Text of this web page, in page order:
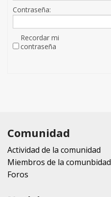
Contraseña:
Recordar mi
contraseña
Comunidad
Actividad de la comunidad
Miembros de la comunbidad
Foros